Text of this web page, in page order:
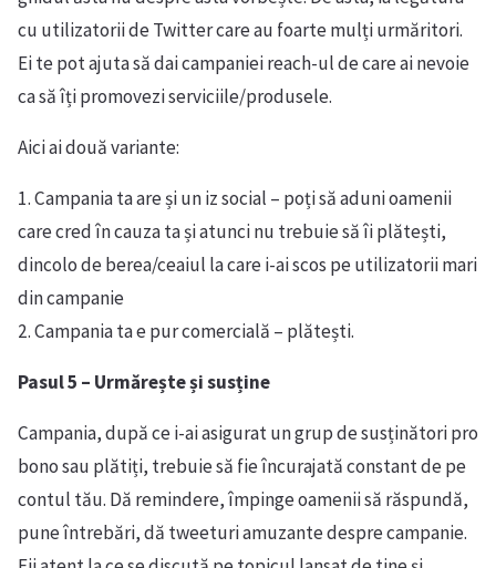
cu utilizatorii de Twitter care au foarte mulți urmăritori.
Ei te pot ajuta să dai campaniei reach-ul de care ai nevoie
ca să îți promovezi serviciile/produsele.
Aici ai două variante:
1. Campania ta are și un iz social – poți să aduni oamenii
care cred în cauza ta și atunci nu trebuie să îi plătești,
dincolo de berea/ceaiul la care i-ai scos pe utilizatorii mari
din campanie
2. Campania ta e pur comercială – plătești.
Pasul 5 – Urmărește și susține
Campania, după ce i-ai asigurat un grup de susținători pro
bono sau plătiți, trebuie să fie încurajată constant de pe
contul tău. Dă remindere, împinge oamenii să răspundă,
pune întrebări, dă tweeturi amuzante despre campanie.